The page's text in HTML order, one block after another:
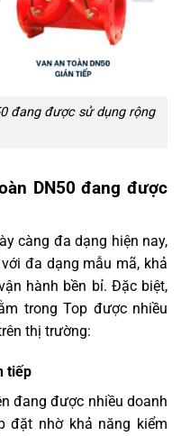
đang được sử dụng rộng
DN50 đang được
càng đa dạng hiện nay,
đa dạng mẫu mã, khả
hành bền bỉ. Đặc biệt,
trong Top được nhiều
thị trường:
tiếp
đang được nhiều doanh
đặt nhờ khả năng kiểm